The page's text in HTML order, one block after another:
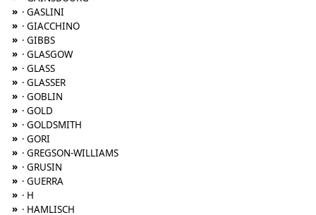
» · GASLINI
» · GIACCHINO
» · GIBBS
» · GLASGOW
» · GLASS
» · GLASSER
» · GOBLIN
» · GOLD
» · GOLDSMITH
» · GORI
» · GREGSON-WILLIAMS
» · GRUSIN
» · GUERRA
» · H
» · HAMLISCH